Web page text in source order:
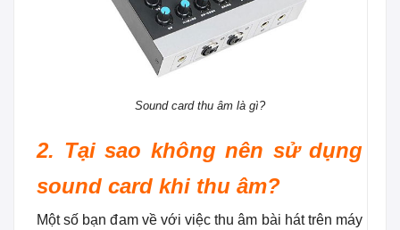
Sound card thu âm là gì?
2. Tại sao không nên sử dụng
sound card khi thu âm?
Một số bạn đam về với việc thu âm bài hát trên máy